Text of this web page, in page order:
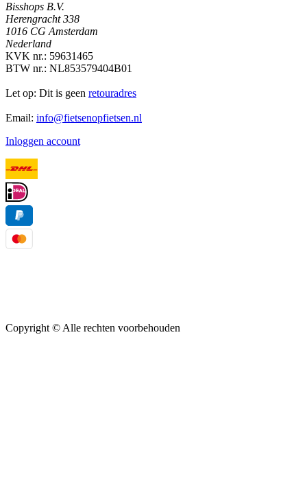
Bisshops B.V.
Herengracht 338
1016 CG Amsterdam
Nederland
KVK nr.: 59631465
BTW nr.: NL853579404B01
Let op: Dit is geen retouradres
Email: info@fietsenopfietsen.nl
Inloggen account
Copyright © Alle rechten voorbehouden